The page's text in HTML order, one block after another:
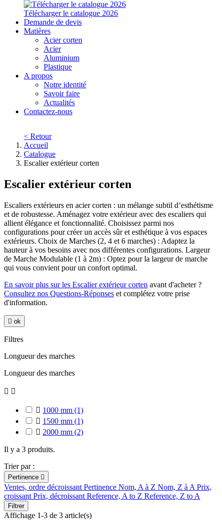
Télécharger le catalogue 2026
Demande de devis
Matières
Acier corten
Acier
Aluminium
Plastique
A propos
Notre identité
Savoir faire
Actualités
Contactez-nous
< Retour
Accueil
Catalogue
Escalier extérieur corten
Escalier extérieur corten
Escaliers extérieurs en acier corten : un mélange subtil d’esthétisme
et de robustesse. Aménagez votre extérieur avec des escaliers qui
allient élégance et fonctionnalité. Choisissez parmi nos
configurations pour créer un accès sûr et esthétique à vos espaces
extérieurs. Choix de Marches (2, 4 et 6 marches) : Adaptez la
hauteur à vos besoins avec nos différentes configurations. Largeur
de Marche Modulable (1 à 2m) : Optez pour la largeur de marche
qui vous convient pour un confort optimal.
En savoir plus sur les Escalier extérieur corten avant d'acheter ?
Consultez nos Questions-Réponses et complétez votre prise
d'information.
 ok
Filtres
Longueur des marches
Longueur des marches
 
 1000 mm (1)
 1500 mm (1)
 2000 mm (2)
Il y a 3 produits.
Trier par :
Pertinence 
Ventes, ordre décroissant Pertinence Nom, A à Z Nom, Z à A Prix,
croissant Prix, décroissant Reference, A to Z Reference, Z to A
Filtrer
Affichage 1-3 de 3 article(s)